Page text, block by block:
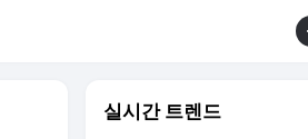
실시간 트렌드